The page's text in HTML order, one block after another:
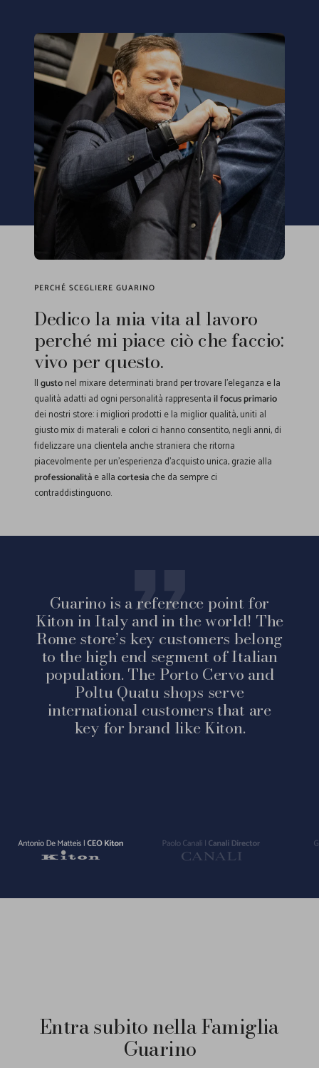
PERCHÉ SCEGLIERE GUARINO
Dedico la mia vita al lavoro
perché mi piace ciò che faccio:
vivo per questo.
Ilgustonel mixare determinati brand per trovare l'eleganza e la
qualità adatti ad ogni personalità rappresentail focus primario
dei nostri store: i migliori prodotti e la miglior qualità, uniti al
giusto mix di materali e colori ci hanno consentito, negli anni, di
fidelizzare una clientela anche straniera che ritorna
piacevolmente per un'esperienza d'acquisto unica, grazie alla
professionalitàe allacortesiache da sempre ci
contraddistinguono.
Guarino is a reference point for
Kiton in Italy and in the world! The
Rome store’s key customers belong
to the high end segment of Italian
population. The Porto Cervo and
Poltu Quatu shops serve
international customers that are
key for brand like Kiton.
Vai
Vai
Entra subito nella Famiglia
Guarino